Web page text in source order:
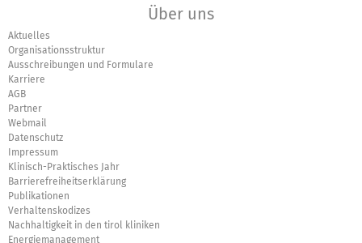
Über uns
Aktuelles
Organisationsstruktur
Ausschreibungen und Formulare
Karriere
AGB
Partner
Webmail
Datenschutz
Impressum
Klinisch-Praktisches Jahr
Barrierefreiheitserklärung
Publikationen
Verhaltenskodizes
Nachhaltigkeit in den tirol kliniken
Energiemanagement